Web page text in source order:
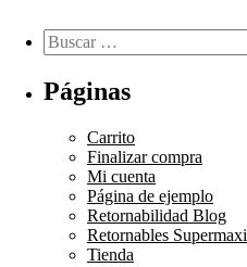
Páginas
Carrito
Finalizar compra
Mi cuenta
Página de ejemplo
Retornabilidad Blog
Retornables Supermaxi
Tienda